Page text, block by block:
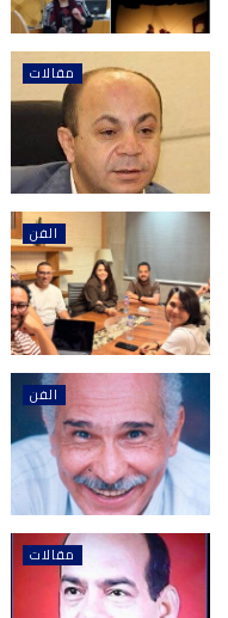
مقالات
الفن
الفن
مقالات